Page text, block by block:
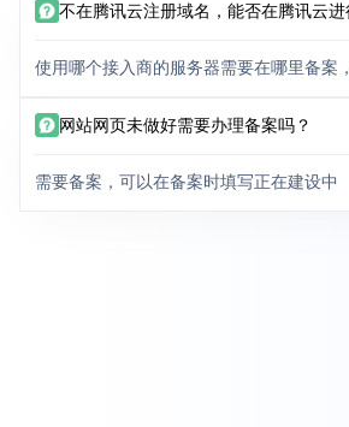
不在腾讯云注册域名，能否在腾讯云进
使用哪个接入商的服务器需要在哪里备案
网站网页未做好需要办理备案吗？
需要备案，可以在备案时填写正在建设中